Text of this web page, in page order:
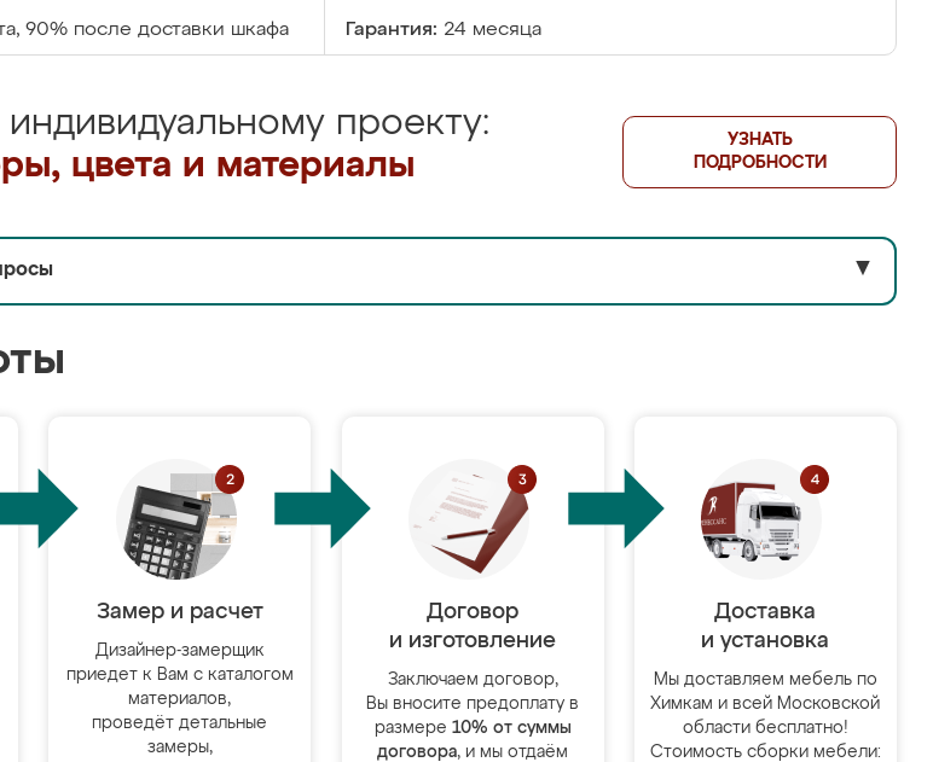
90% после доставки шкафа Гарантия: 24 месяца
проекту:
цвета и материалы
УЗНАТЬ
ПОДРОБНОСТИ
▼
Замер и расчет
Дизайнер-замерщик
приедет к Вам с каталогом
материалов,
проведёт детальные
замеры,
Договор
и изготовление
Заключаем договор,
Вы вносите предоплату в
размере 10% от суммы
договора, и мы отдаём
Доставка
и установка
Мы доставляем мебель по
Химкам и всей Московской
области бесплатно!
Стоимость сборки мебели: